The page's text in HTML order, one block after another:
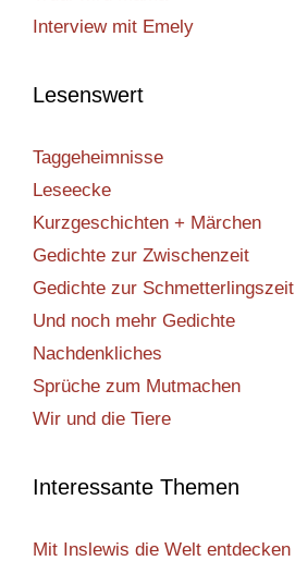
Interview mit Emely
Lesenswert
Taggeheimnisse
Leseecke
Kurzgeschichten + Märchen
Gedichte zur Zwischenzeit
Gedichte zur Schmetterlingszeit
Und noch mehr Gedichte
Nachdenkliches
Sprüche zum Mutmachen
Wir und die Tiere
Interessante Themen
Mit Inslewis die Welt entdecken